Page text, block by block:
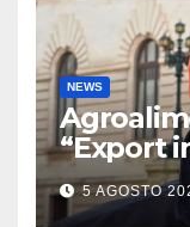
NEWS
“Export
prezzo
e Italia
5 AGOSTO